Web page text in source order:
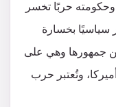
وحكومته حربًا تخسر
سياسيًا بخسارة
جمهورها وهي على
وتُعتبر حرب